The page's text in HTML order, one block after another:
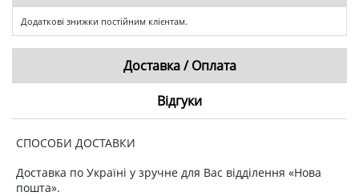
Додаткові знижки постійним клієнтам.
Доставка / Оплата
Відгуки
СПОСОБИ ДОСТАВКИ
Доставка по Україні у зручне для Вас відділення «Нова
пошта».